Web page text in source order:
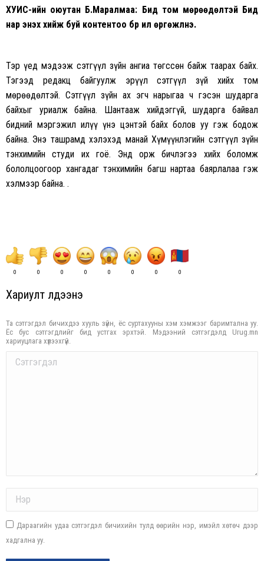
ХУИС-ийн оюутан Б.Маралмаа: Бид том мөрөөдөлтэй Бид
нар энэхүү хийж буй контентоо бүүр илүү өргөжүүлнэ.
Тэр үед мэдээж сэтгүүл зүйн ангиа төгссөн байж таарах байх.
Тэгээд редакц байгуулж эрүүл сэтгүүл зүй хийх том
мөрөөдөлтэй. Сэтгүүл зүйн ах эгч нарыгаа ч гэсэн шударга
байхыг уриалж байна. Шантааж хийдэггүй, шударга байвал
бидний мэргэжил илүү үнэ цэнтэй байх болов уу гэж бодож
байна. Энэ ташрамд хэлэхэд манай Хүмүүнлэгийн сэтгүүл зүйн
тэнхимийн студи их гоё. Энд орж бичлэгээ хийх боломж
бололцоогоор хангадаг тэнхимийн багш нартаа баярлалаа гэж
хэлмээр байна. .
0 0 0 0 0 0 0 0
Хариулт үлдээнэ үү
Та сэтгэгдэл бичихдээ хууль зүйн, ёс суртахууны хэм хэмжээг баримтална уу.
Ёс бус сэтгэгдлийг бид устгах эрхтэй. Мэдээний сэтгэгдэлд Urug.mn
хариуцлага хүлээхгүй.
Comment
Дараагийн удаа сэтгэгдэл бичихийн тулд өөрийн нэр, имэйл хөтөч дээр
хадгална уу.